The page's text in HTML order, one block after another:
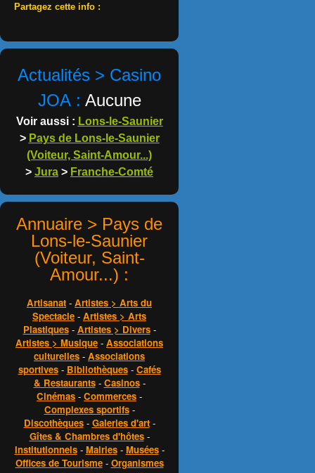
Partagez cette info :
Actualités > Casino
JOA : Aucune
Voir aussi : Lons-le-Saunier
> Pays de Lons-le-Saunier
(Voiteur, Saint-Amour...)
> Jura > Franche-Comté
Annuaire > Pays de
Lons-le-Saunier
(Voiteur, Saint-
Amour...) :
Artisanat - Artistes > Arts du
Spectacle - Artistes > Arts
Plastiques- Artistes > Divers-
Artistes > Musique - Associations
culturelles - Associations
sportives- Bibliothèques- Cafés
& Restaurants- Casinos-
Cinémas - Commerces -
Complexes sportifs-
Discothèques- Galeries d'art-
Gîtes & Chambres d'hôtes-
Institutionnels- Mairies- Musées-
Offices de Tourisme- Organismes